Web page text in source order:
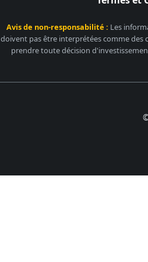
Avis de non-responsabilité : Les
doivent pas être interprétées comme des
prendre toute décision